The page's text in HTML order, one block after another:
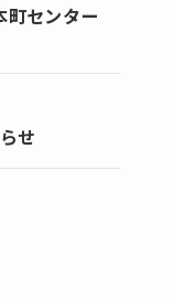
町センター
せ